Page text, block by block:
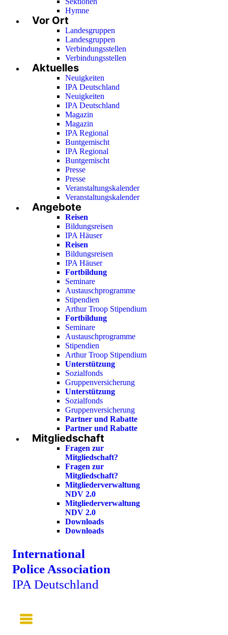
Hymne
Vor Ort
Landesgruppen
Landesgruppen
Verbindungsstellen
Verbindungsstellen
Aktuelles
Neuigkeiten
IPA Deutschland
Neuigkeiten
IPA Deutschland
Magazin
Magazin
IPA Regional
Buntgemischt
IPA Regional
Buntgemischt
Presse
Presse
Veranstaltungskalender
Veranstaltungskalender
Angebote
Reisen
Bildungsreisen
IPA Häuser
Reisen
Bildungsreisen
IPA Häuser
Fortbildung
Seminare
Austauschprogramme
Stipendien
Arthur Troop Stipendium
Fortbildung
Seminare
Austauschprogramme
Stipendien
Arthur Troop Stipendium
Unterstützung
Sozialfonds
Gruppenversicherung
Unterstützung
Sozialfonds
Gruppenversicherung
Partner und Rabatte
Partner und Rabatte
Mitgliedschaft
Fragen zur
Mitgliedschaft?
Fragen zur
Mitgliedschaft?
Mitgliederverwaltung
NDV 2.0
Mitgliederverwaltung
NDV 2.0
Downloads
Downloads
International
Police Association
IPA Deutschland
Main
Menu